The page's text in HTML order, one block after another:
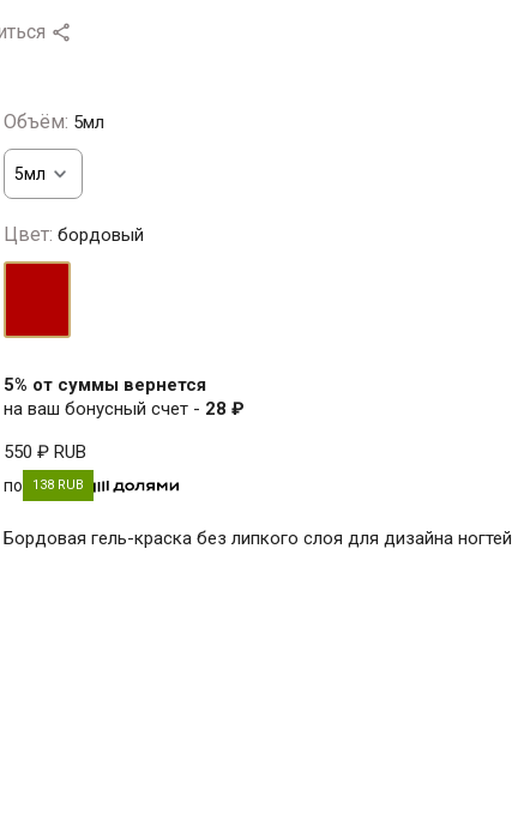

Объём: 5мл
Цвет: бордовый
5% от суммы вернется
на ваш бонусный счет - 28 ₽
550 ₽ RUB
по 138 RUB
Бордовая гель-краска без липкого слоя для дизайна ногтей